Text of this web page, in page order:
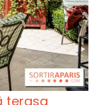
terasa